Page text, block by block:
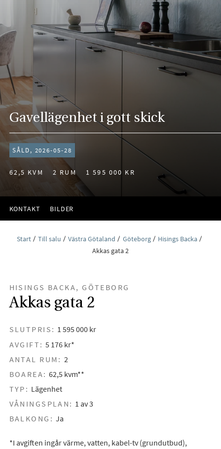
Gavellägenhet i gott skick
SÅLD, 2026-05-28
62,5 KVM 2 RUM 1 595 000 KR
KONTAKT BILDER
Start Till salu Västra Götaland Göteborg
Hisings Backa
Akkas gata 2
HISINGS BACKA, GÖTEBORG
Akkas gata 2
SLUTPRIS: 1 595 000 kr
AVGIFT: 5 176 kr*
ANTAL RUM: 2
BOAREA: 62,5 kvm**
TYP: Lägenhet
VÅNINGSPLAN: 1 av 3
BALKONG: Ja
*I avgiften ingår värme, vatten, kabel-tv (grundutbud),